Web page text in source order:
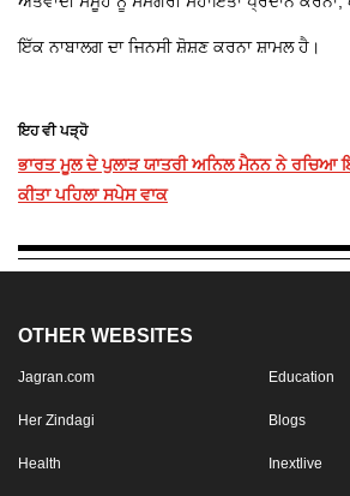
ਇੱਕ ਨਾਬਾਲਗ ਦਾ ਜਿਨਸੀ ਸ਼ੋਸ਼ਣ ਕਰਨਾ ਸ਼ਾਮਲ ਹੈ।
ਇਹ ਵੀ ਪੜ੍ਹੋ
ਭਾਰਤ ਮੂਲ ਦੇ ਪੁਲਾੜ ਯਾਤਰੀ ਅਨਿਲ ਮੈਨਨ ਨੇ ਰਚਿਆ
ਕੀਤਾ ਪਹਿਲਾ ਸਪੇਸ ਵਾਕ
OTHER WEBSITES
Jagran.com Education
Her Zindagi Blogs
Health Inextlive